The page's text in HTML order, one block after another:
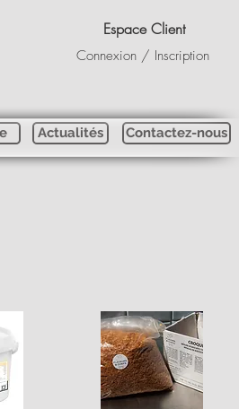
Connexion / Inscription
Espace Client
Contactez-nous
Actualités